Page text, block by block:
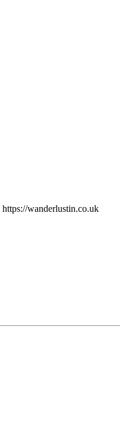
https://wanderlustin.co.uk